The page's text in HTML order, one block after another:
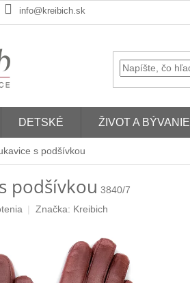
info@kreibich.sk
DETSKÉ ŽIVOT A BÝVANIE
s podšívkou
podšívkou 3840/7
Značka: Kreibich